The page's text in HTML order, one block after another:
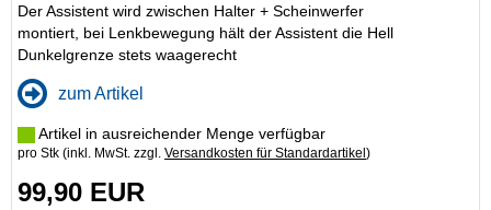
Der Assistent wird zwischen Halter + Scheinwerfer
montiert, bei Lenkbewegung hält der Assistent die Hell
Dunkelgrenze stets waagerecht
zum Artikel
Artikel in ausreichender Menge verfügbar
pro Stk (inkl. MwSt. zzgl. Versandkosten für Standardartikel )
99,90 EUR